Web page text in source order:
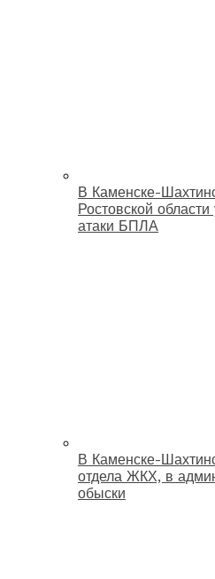
В Каменске-
Ростовской
атаки БПЛА
В Каменске-
отдела ЖКХ, в
обыски